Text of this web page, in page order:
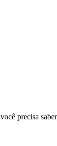
precisa